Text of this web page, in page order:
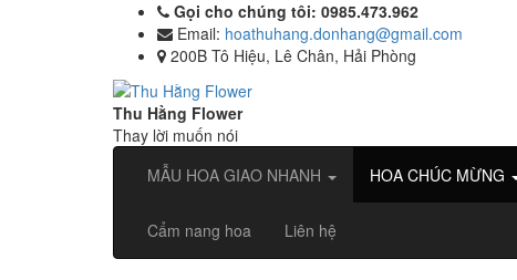
Gọi cho chúng tôi: 0985.473.962
Email: hoathuhang.donhang@gmail.com
200B Tô Hiệu, Lê Chân, Hải Phòng
Thu Hằng Flower
Thay lời muốn nói
MẪU HOA GIAO NHANH HOA CHÚC MỪNG
Cẩm nang hoa Liên hệ